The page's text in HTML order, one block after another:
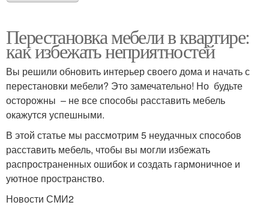
Перестановка мебели в квартире:
как избежать неприятностей
Вы решили обновить интерьер своего дома и начать с
перестановки мебели? Это замечательно! Но будьте
осторожны – не все способы расставить мебель
окажутся успешными.
В этой статье мы рассмотрим 5 неудачных способов
расставить мебель, чтобы вы могли избежать
распространенных ошибок и создать гармоничное и
уютное пространство.
Новости СМИ2